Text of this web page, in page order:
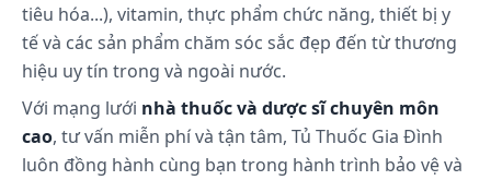
tiêu hóa...), vitamin, thực phẩm chức năng, thiết bị y
tế và các sản phẩm chăm sóc sắc đẹp đến từ thương
hiệu uy tín trong và ngoài nước.
Với mạng lưới nhà thuốc và dược sĩ chuyên môn
cao, tư vấn miễn phí và tận tâm, Tủ Thuốc Gia Đình
luôn đồng hành cùng bạn trong hành trình bảo vệ và